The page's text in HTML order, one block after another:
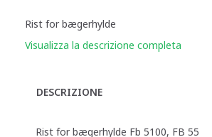
Rist for bægerhylde
Visualizza la descrizione completa
DESCRIZIONE
Rist for bægerhylde Fb 5100, FB 55